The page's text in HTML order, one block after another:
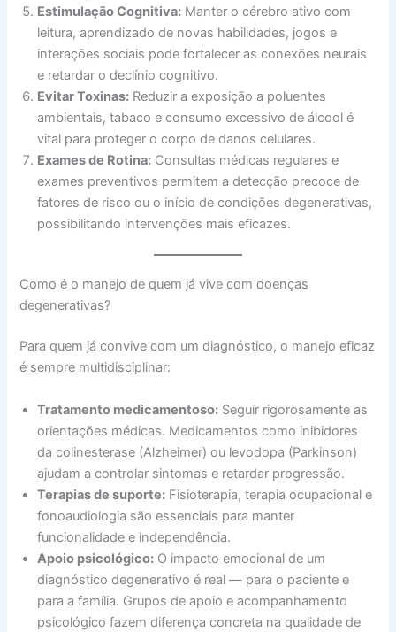
Estimulação Cognitiva: Manter o cérebro ativo com
leitura, aprendizado de novas habilidades, jogos e
interações sociais pode fortalecer as conexões neurais
e retardar o declínio cognitivo.
Evitar Toxinas: Reduzir a exposição a poluentes
ambientais, tabaco e consumo excessivo de álcool é
vital para proteger o corpo de danos celulares.
Exames de Rotina: Consultas médicas regulares e
exames preventivos permitem a detecção precoce de
fatores de risco ou o início de condições degenerativas,
possibilitando intervenções mais eficazes.
Como é o manejo de quem já vive com doenças
degenerativas?
Para quem já convive com um diagnóstico, o manejo eficaz
é sempre multidisciplinar:
Tratamento medicamentoso: Seguir rigorosamente as
orientações médicas. Medicamentos como inibidores
da colinesterase (Alzheimer) ou levodopa (Parkinson)
ajudam a controlar sintomas e retardar progressão.
Terapias de suporte: Fisioterapia, terapia ocupacional e
fonoaudiologia são essenciais para manter
funcionalidade e independência.
Apoio psicológico: O impacto emocional de um
diagnóstico degenerativo é real — para o paciente e
para a família. Grupos de apoio e acompanhamento
psicológico fazem diferença concreta na qualidade de